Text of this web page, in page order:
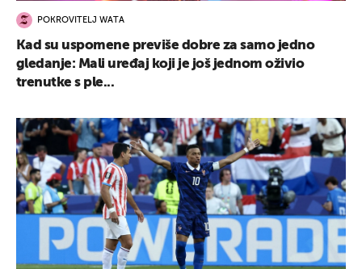
POKROVITELJ WATA
Kad su uspomene previše dobre za samo jedno
gledanje: Mali uređaj koji je još jednom oživio
trenutke s ple...